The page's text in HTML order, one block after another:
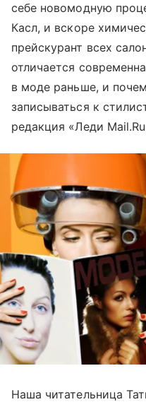
себе новомодную
Касл, и вскоре
прейскурант всех
отличается
в моде раньше, и
записываться к
редакция «Леди
Наша читательница